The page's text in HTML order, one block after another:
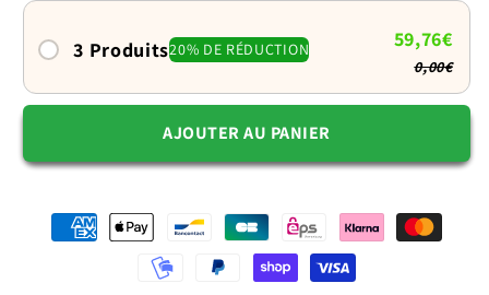
motifs
motifs
3 Produits20% DE RÉDUCTION 59,76€
0,00€
AJOUTER AU PANIER